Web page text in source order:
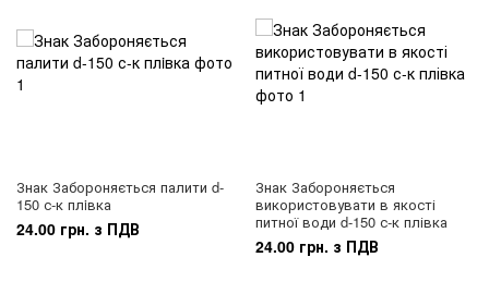
Знак Забороняється палити d-
150 с-к плiвка
24.00 грн. з ПДВ
Знак Забороняється
використовувати в якості
питної води d-150 с-к плівка
24.00 грн. з ПДВ